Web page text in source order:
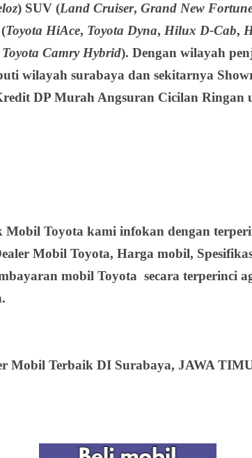
) SUV (Land Cruiser, Grand New
(Toyota HiAce, Toyota Dyna, Hilux D-Cab,
Toyota Camry Hybrid). Dengan wilayah
wilayah surabaya dan sekitarnya
DP Murah Angsuran Cicilan Ringan
Mobil Toyota kami infokan dengan
Mobil Toyota, Harga mobil,
mobil Toyota secara terperinci
Mobil Terbaik DI Surabaya, JAWA